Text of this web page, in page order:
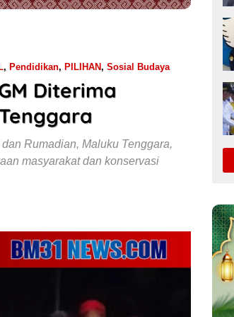
, Pendidikan, PILIHAN, Sosial Budaya
Diterima
Rumadian, Maluku Tenggara,
masyarakat dan konservasi